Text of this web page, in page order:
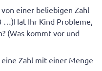
einer beliebigen Zahl
…)Hat Ihr Kind Probleme,
(Was kommt vor und
Zahl mit einer Menge